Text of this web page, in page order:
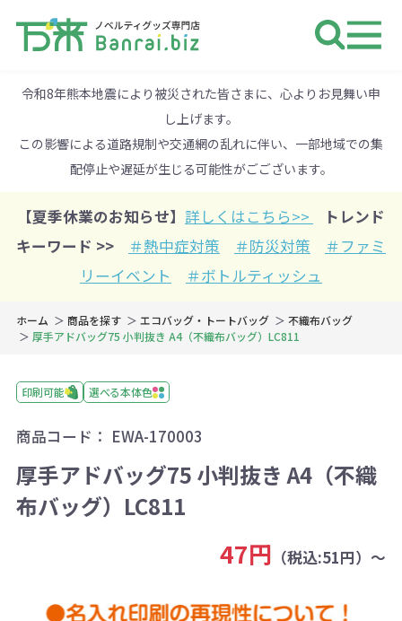
令和8年熊本地震により被災された皆さまに、心よりお見舞い申
し上げます。
この影響による道路規制や交通網の乱れに伴い、一部地域での集
配停止や遅延が生じる可能性がごございます。
【夏季休業のお知らせ】 詳しくはこちら>>
トレンド
キーワード >>
＃熱中症対策 ＃防災対策
＃ファミ
リーイベント
＃ボトルティッシュ
ホーム 商品を探す エコバッグ・トートバッグ
不織布バッグ
厚手アドバッグ75 小判抜き A4（不織布バッグ）LC811
印刷可能 選べる本体色
商品コード： EWA-170003
厚手アドバッグ75 小判抜き A4（不織
布バッグ）LC811
47円 （税込:51円）～